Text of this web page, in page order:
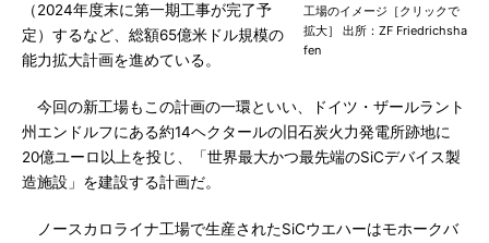
工場のイメージ［クリックで
拡大］ 出所：ZF Friedrichsha
fen
（2024年度末に第一期工事が完了予
定）するなど、総額65億米ドル規模の
能力拡大計画を進めている。
今回の新工場もこの計画の一環といい、ドイツ・ザールラント
州エンドルフにある約14ヘクタールの旧石炭火力発電所跡地に
20億ユーロ以上を投じ、「世界最大かつ最先端のSiCデバイス製
造施設」を建設する計画だ。
ノースカロライナ工場で生産されたSiCウエハーはモホークバ